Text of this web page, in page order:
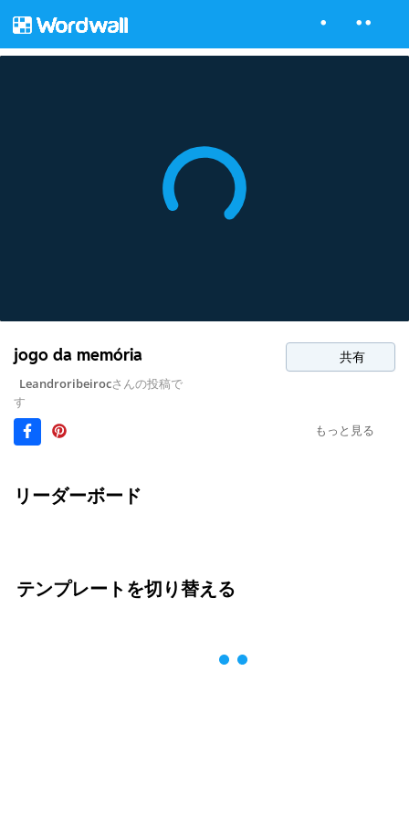
jogo da memória 共有
Leandroribeirocさんの投稿で
す
もっと見る
リーダーボード
テンプレートを切り替える